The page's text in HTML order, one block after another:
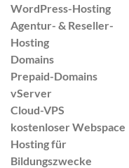
WordPress-Hosting
Agentur- & Reseller-
Hosting
Domains
Prepaid-Domains
vServer
Cloud-VPS
kostenloser Webspace
Hosting für
Bildungszwecke